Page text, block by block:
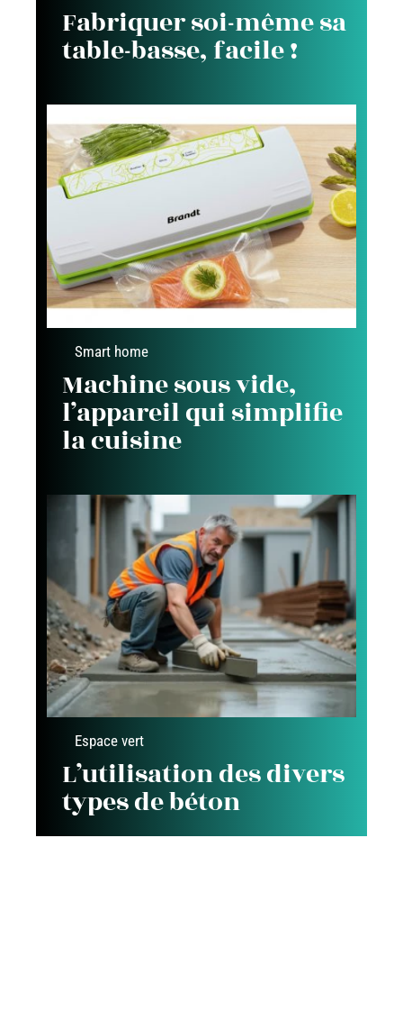
Fabriquer soi-même sa
table-basse, facile !
Smart home
Machine sous vide,
l’appareil qui simplifie
la cuisine
Espace vert
L’utilisation des divers
types de béton